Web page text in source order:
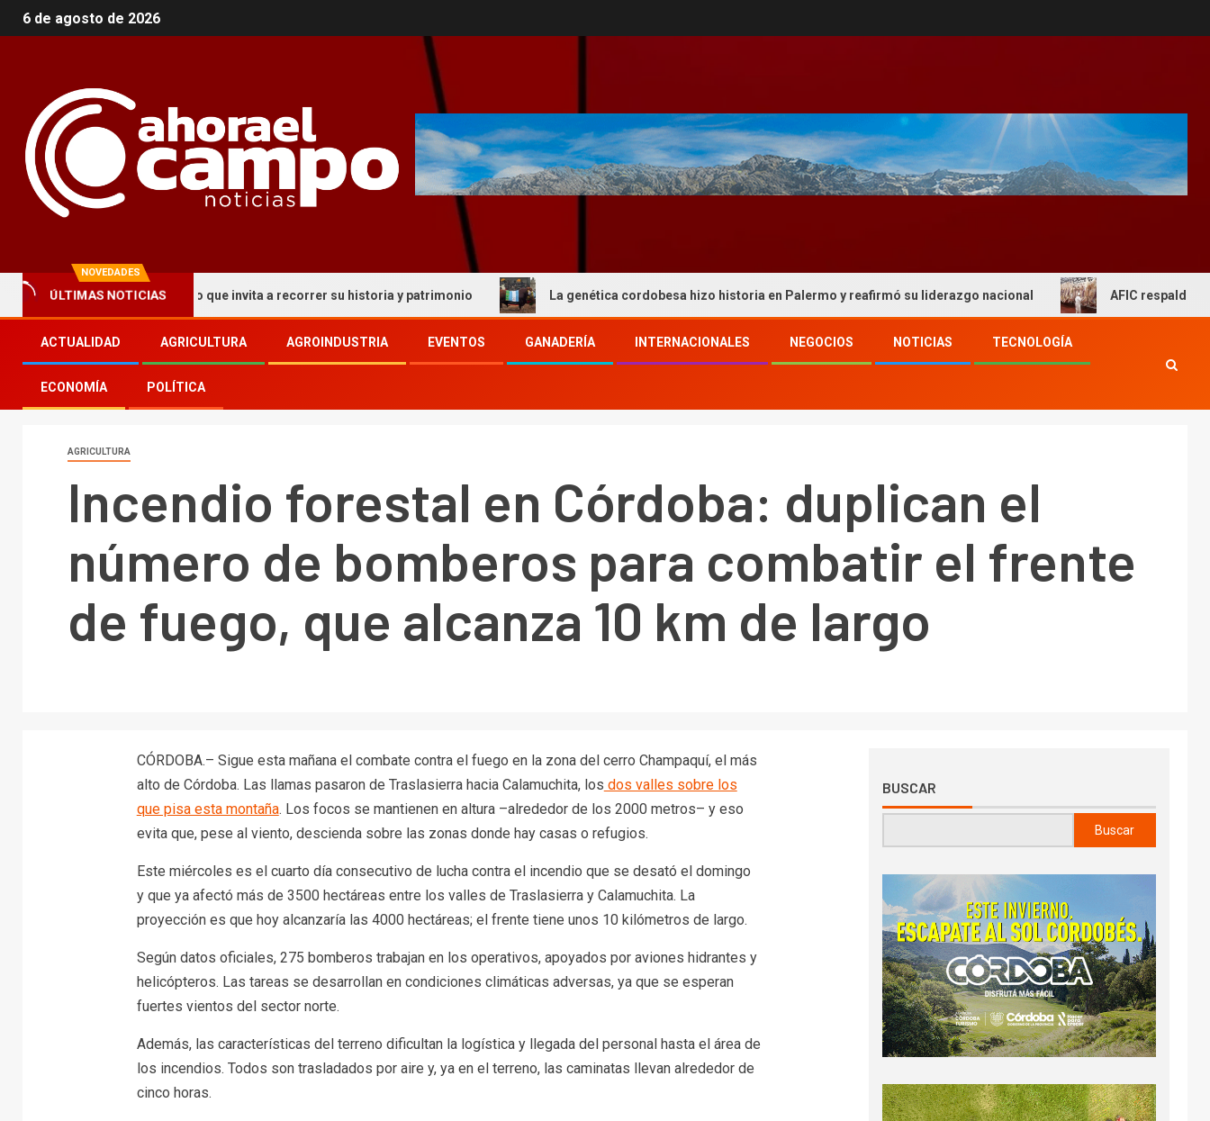
6 de agosto de 2026
NOVEDADES
ÚLTIMAS NOTICIAS
un circuito turístico que invita a recorrer su historia y patrimonio La genética cordobesa hizo historia en Palermo y reafirmó su liderazgo nacional AFIC respaldo al actual
ACTUALIDAD AGRICULTURA AGROINDUSTRIA EVENTOS GANADERÍA INTERNACIONALES NEGOCIOS NOTICIAS TECNOLOGÍA
ECONOMÍA POLÍTICA
AGRICULTURA
Incendio forestal en Córdoba: duplican el
número de bomberos para combatir el frente
de fuego, que alcanza 10 km de largo
CÓRDOBA.– Sigue esta mañana el combate contra el fuego en la zona del cerro Champaquí, el más
alto de Córdoba. Las llamas pasaron de Traslasierra hacia Calamuchita, los dos valles sobre los
que pisa esta montaña. Los focos se mantienen en altura –alrededor de los 2000 metros– y eso
evita que, pese al viento, descienda sobre las zonas donde hay casas o refugios.
Este miércoles es el cuarto día consecutivo de lucha contra el incendio que se desató el domingo
y que ya afectó más de 3500 hectáreas entre los valles de Traslasierra y Calamuchita. La
proyección es que hoy alcanzaría las 4000 hectáreas; el frente tiene unos 10 kilómetros de largo.
Según datos oficiales, 275 bomberos trabajan en los operativos, apoyados por aviones hidrantes y
helicópteros. Las tareas se desarrollan en condiciones climáticas adversas, ya que se esperan
fuertes vientos del sector norte.
Además, las características del terreno dificultan la logística y llegada del personal hasta el área de
los incendios. Todos son trasladados por aire y, ya en el terreno, las caminatas llevan alrededor de
cinco horas.
BUSCAR
Buscar